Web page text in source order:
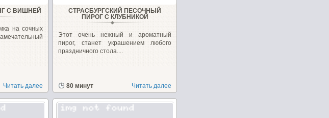
С ВИШНЕЙ
на сочных
Читать далее
СТРАСБУРГСКИЙ ПЕСОЧНЫЙ
ПИРОГ С КЛУБНИКОЙ
Этот очень нежный и ароматный
пирог, станет украшением любого
праздничного стола....
80 минут Читать далее